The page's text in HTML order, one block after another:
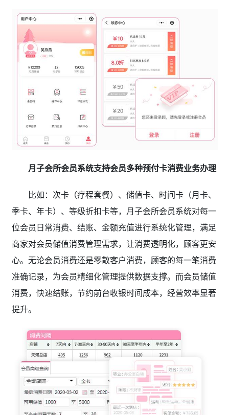
月子会所会员系统支持会员多种预付卡消费业务办理
比如：次卡（疗程套餐）、储值卡、时间卡（月卡、
季卡、年卡）、等级折扣卡等，月子会所会员系统对每一
位会员日常消费、结账、金额充值进行系统化管理，满足
商家对会员储值消费管理需求，让消费透明化，顾客更安
心。无论会员消费还是零散客户消费，顾客的每一笔消费
准确记录，为会员精细化管理提供数据支撑。而会员储值
消费，快速结账，节约前台收银时间成本，经营效率显著
提升。